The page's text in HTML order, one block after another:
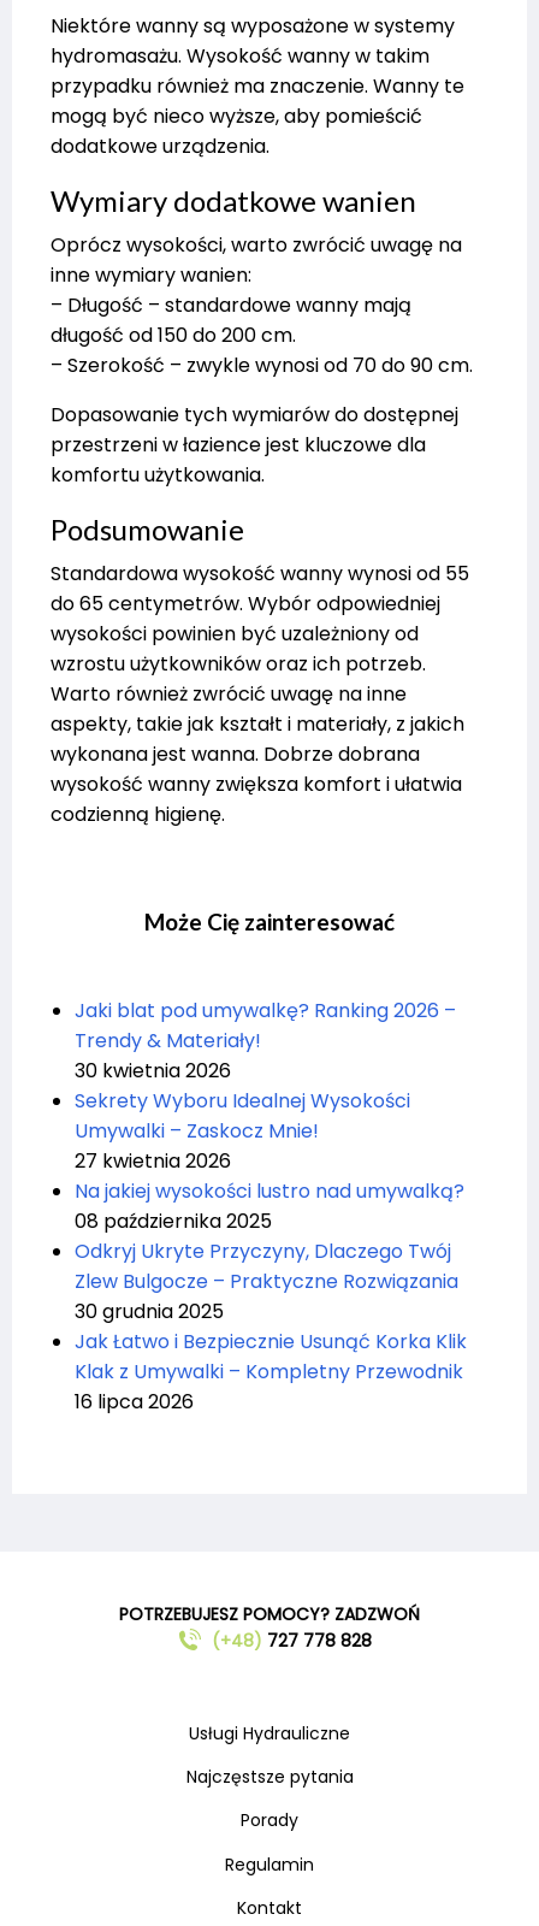
Niektóre wanny są wyposażone w systemy
hydromasażu. Wysokość wanny w takim
przypadku również ma znaczenie. Wanny te
mogą być nieco wyższe, aby pomieścić
dodatkowe urządzenia.
Wymiary dodatkowe wanien
Oprócz wysokości, warto zwrócić uwagę na
inne wymiary wanien:
– Długość – standardowe wanny mają
długość od 150 do 200 cm.
– Szerokość – zwykle wynosi od 70 do 90 cm.
Dopasowanie tych wymiarów do dostępnej
przestrzeni w łazience jest kluczowe dla
komfortu użytkowania.
Podsumowanie
Standardowa wysokość wanny wynosi od 55
do 65 centymetrów. Wybór odpowiedniej
wysokości powinien być uzależniony od
wzrostu użytkowników oraz ich potrzeb.
Warto również zwrócić uwagę na inne
aspekty, takie jak kształt i materiały, z jakich
wykonana jest wanna. Dobrze dobrana
wysokość wanny zwiększa komfort i ułatwia
codzienną higienę.
Może Cię zainteresować
Jaki blat pod umywalkę? Ranking 2026 –
Trendy & Materiały!
30 kwietnia 2026
Sekrety Wyboru Idealnej Wysokości
Umywalki – Zaskocz Mnie!
27 kwietnia 2026
Na jakiej wysokości lustro nad umywalką?
08 października 2025
Odkryj Ukryte Przyczyny, Dlaczego Twój
Zlew Bulgocze – Praktyczne Rozwiązania
30 grudnia 2025
Jak Łatwo i Bezpiecznie Usunąć Korka Klik
Klak z Umywalki – Kompletny Przewodnik
16 lipca 2026
POTRZEBUJESZ POMOCY? ZADZWOŃ
(+48) 727 778 828
Usługi Hydrauliczne
Najczęstsze pytania
Porady
Regulamin
Kontakt